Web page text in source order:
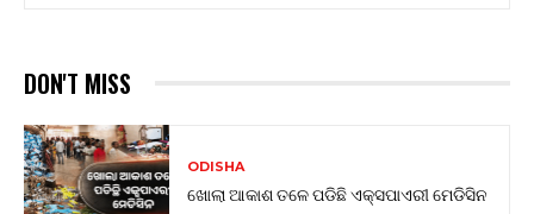
DON'T MISS
ODISHA
ଖୋଲା ଆକାଶ ତଳେ ପଡିଛି ଏକ୍ସପାଏରୀ ମେଡିସିନ